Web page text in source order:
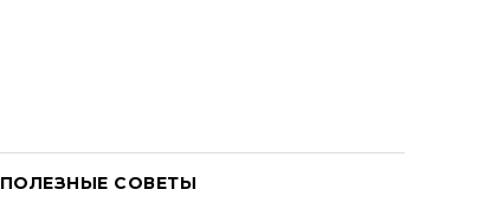
ПОЛЕЗНЫЕ СОВЕТЫ